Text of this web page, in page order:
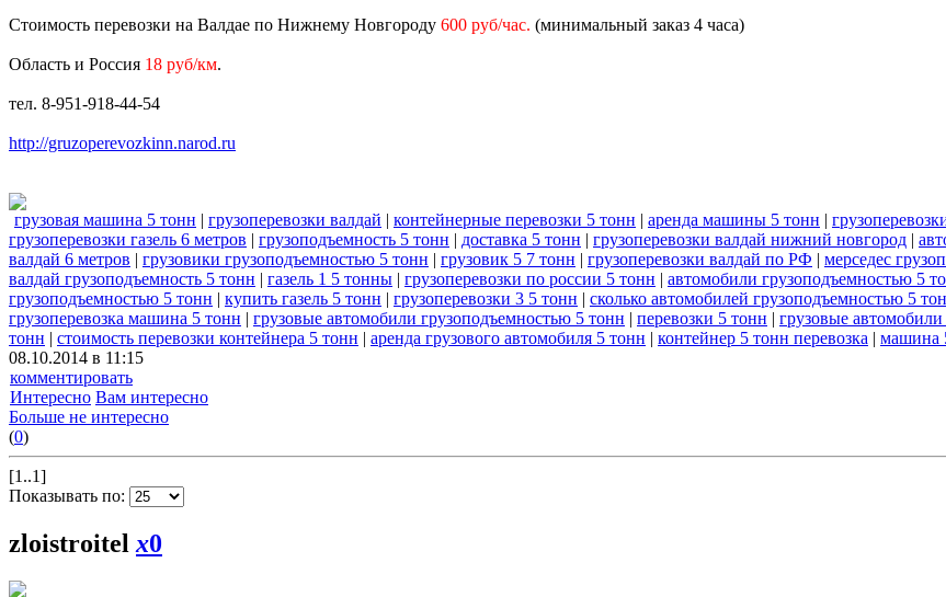
Стоимость перевозки на Валдае по Нижнему Новгороду 600 руб/час. (минимальный заказ 4 часа)
Область и Россия 18 руб/км.
тел. 8-951-918-44-54
http://gruzoperevozkinn.narod.ru
грузовая машина 5 тонн | грузоперевозки валдай | контейнерные перевозки 5 тонн | аренда машины 5 тонн |
грузоперевозки газель 6 метров | грузоподъемность 5 тонн | доставка 5 тонн | грузоперевозки валдай нижний новгород |
валдай 6 метров | грузовики грузоподъемностью 5 тонн | грузовик 5 7 тонн | грузоперевозки валдай по РФ | мерседес
валдай грузоподъемность 5 тонн | газель 1 5 тонны | грузоперевозки по россии 5 тонн | автомобили грузоподъемностью 5
грузоподъемностью 5 тонн | купить газель 5 тонн | грузоперевозки 3 5 тонн | сколько автомобилей грузоподъемностью 5
грузоперевозка машина 5 тонн | грузовые автомобили грузоподъемностью 5 тонн | перевозки 5 тонн | грузовые
тонн | стоимость перевозки контейнера 5 тонн | аренда грузового автомобиля 5 тонн | контейнер 5 тонн перевозка | машина
08.10.2014 в 11:15
комментировать
Интересно Вам интересно
Больше не интересно
(0)
[1..1]
Показывать по:
zloistroitel x0